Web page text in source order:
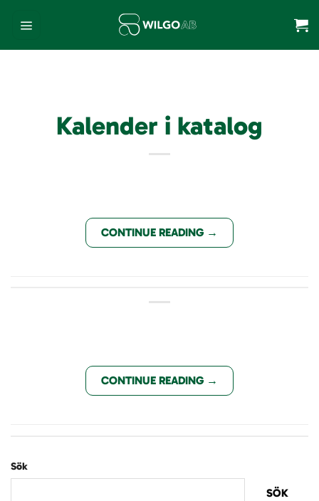
Kalender i katalog
CONTINUE READING →
CONTINUE READING →
Sök
SÖK